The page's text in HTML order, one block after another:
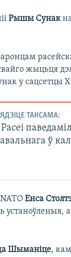
Рышы Сунак
жыцьця
у сацсетцы
ТАКСАМА:
ў
Енса
Шыманіце,